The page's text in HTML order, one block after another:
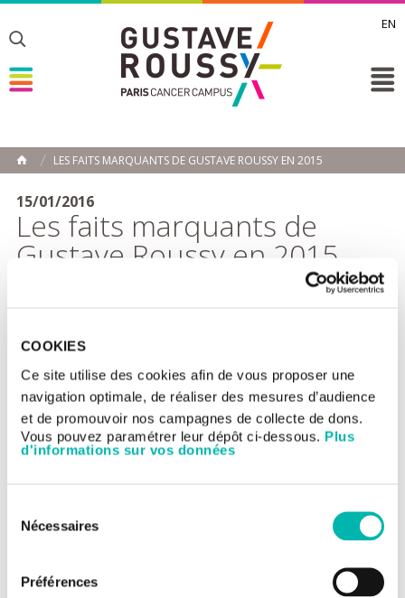
COOKIES
Ce site utilise des cookies afin de vous proposer une
navigation optimale, de réaliser des mesures d’audience
et de promouvoir nos campagnes de collecte de dons.
Vous pouvez paramétrer leur dépôt ci-dessous. Plus
d'informations sur vos données
Nécessaires
Préférences
EN
Toggle
Toggle
ACCUEIL
LES FAITS MARQUANTS DE GUSTAVE ROUSSY EN 2015
15/01/2016
Les faits marquants de
Gustave Roussy en 2015
Nouveau projet d'établissement, avancées de la recherche,
Retrouvez les temps forts qui ont marqué l'année 2015 à
Gustave Roussy.
> Feuilleter la rétrospective 2015